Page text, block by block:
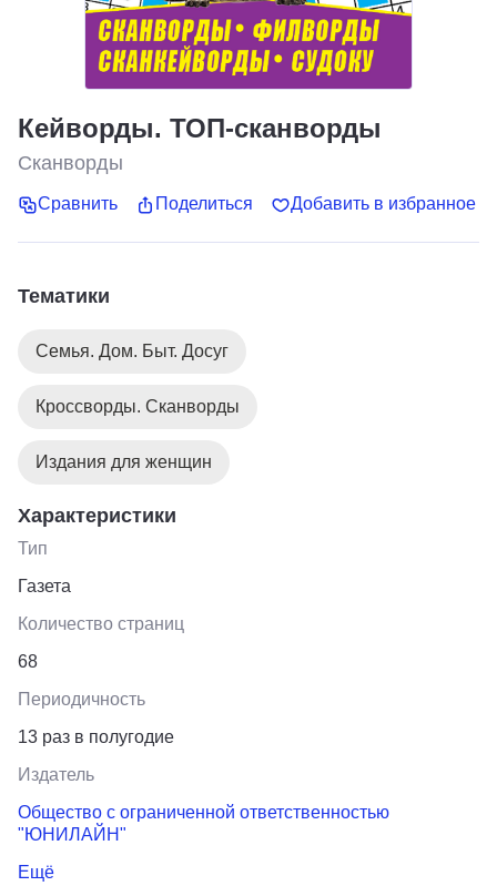
Кейворды. ТОП-сканворды
Сканворды
Сравнить Поделиться Добавить в избранное
Тематики
Семья. Дом. Быт. Досуг
Кроссворды. Сканворды
Издания для женщин
Характеристики
Тип
Газета
Количество страниц
68
Периодичность
13 раз в полугодие
Издатель
Общество с ограниченной ответственностью
"ЮНИЛАЙН"
Ещё